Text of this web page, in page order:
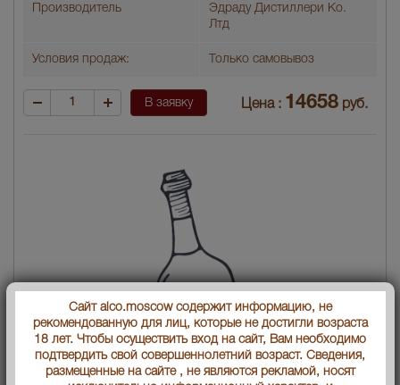
Производитель
Эдраду Дистиллери Ко.
Лтд
Условия продаж: Только самовывоз
В заявку Цена : 14658 руб.
Сайт alco.moscow содержит информацию, не
рекомендованную для лиц, которые не достигли возраста
18 лет. Чтобы осуществить вход на сайт, Вам необходимо
подтвердить свой совершеннолетний возраст. Сведения,
размещенные на сайте , не являются рекламой, носят